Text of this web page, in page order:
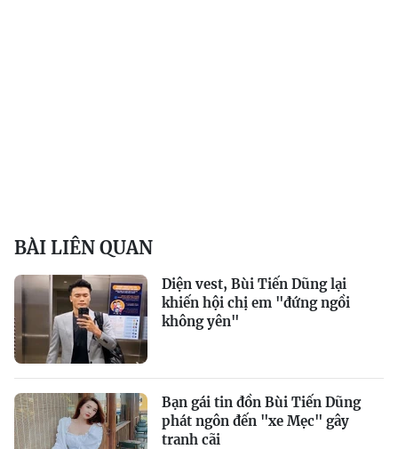
BÀI LIÊN QUAN
Diện vest, Bùi Tiến Dũng lại
khiến hội chị em "đứng ngồi
không yên"
Bạn gái tin đồn Bùi Tiến Dũng
phát ngôn đến "xe Mẹc" gây
tranh cãi